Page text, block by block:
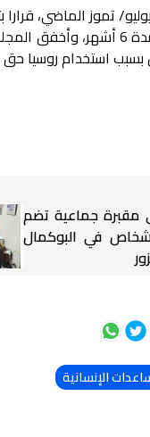
وكان اعتمد مجلس الأمن، في 12
باب الهوى على الحدود مع
استخدام روسيا حق
مقبرة جماعية تضم
7 أشخاص في البوكمال
الإنسانية